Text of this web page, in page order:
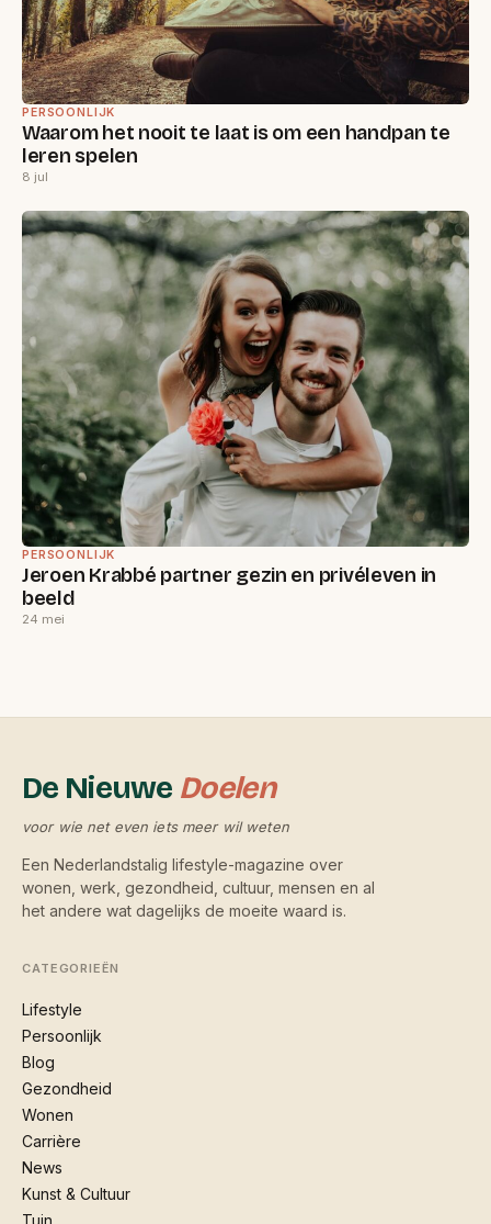
PERSOONLIJK
Waarom het nooit te laat is om een handpan te
leren spelen
8 jul
PERSOONLIJK
Jeroen Krabbé partner gezin en privéleven in
beeld
24 mei
De Nieuwe Doelen
voor wie net even iets meer wil weten
Een Nederlandstalig lifestyle-magazine over
wonen, werk, gezondheid, cultuur, mensen en al
het andere wat dagelijks de moeite waard is.
CATEGORIEËN
Lifestyle
Persoonlijk
Blog
Gezondheid
Wonen
Carrière
News
Kunst & Cultuur
Tuin